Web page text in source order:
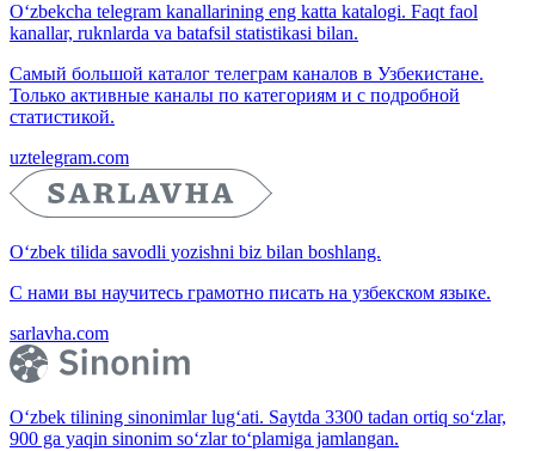
O‘zbekcha telegram kanallarining eng katta katalogi. Faqt faol
kanallar, ruknlarda va batafsil statistikasi bilan.
Самый большой каталог телеграм каналов в Узбекистане.
Только активные каналы по категориям и с подробной
статистикой.
uztelegram.com
O‘zbek tilida savodli yozishni biz bilan boshlang.
С нами вы научитесь грамотно писать на узбекском языке.
sarlavha.com
O‘zbek tilining sinonimlar lug‘ati. Saytda 3300 tadan ortiq so‘zlar,
900 ga yaqin sinonim so‘zlar to‘plamiga jamlangan.